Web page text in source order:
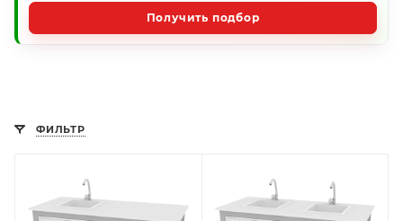
Получить подбор
ФИЛЬТР